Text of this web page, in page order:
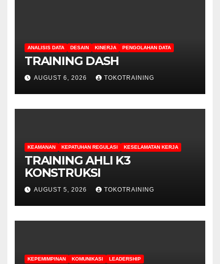
ANALISIS DATA DESAIN KINERJA PENGOLAHAN DATA
TRAINING DASH
AUGUST 6, 2026 TOKOTRAINING
KEAMANAN KEPATUHAN REGULASI KESELAMATAN KERJA
TRAINING AHLI K3
KONSTRUKSI
AUGUST 5, 2026 TOKOTRAINING
KEPEMIMPINAN KOMUNIKASI LEADERSHIP